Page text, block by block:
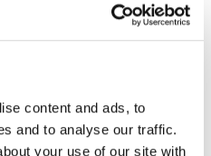
content and ads, to
and to analyse our traffic.
your use of our site with
marek takich jak
Cola czy Guinness?
gronie marketerów